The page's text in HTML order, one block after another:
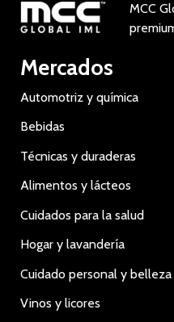
MCC
Mercados
Automotriz y química
Bebidas
Técnicas y duraderas
Alimentos y lácteos
Cuidados para la salud
Hogar y lavandería
Cuidado personal y belleza
Vinos y licores